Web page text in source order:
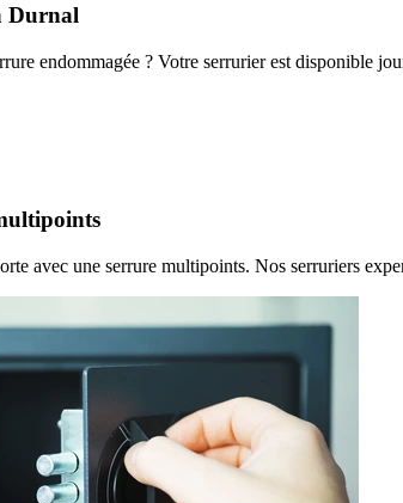
Durnal
endommagée ? Votre serrurier est disponible
avec une serrure multipoints. Nos serruriers